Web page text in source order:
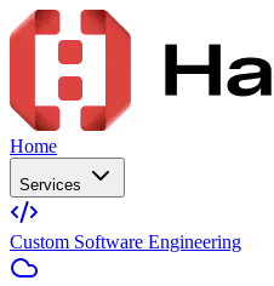
Home
Services
Custom Software Engineering